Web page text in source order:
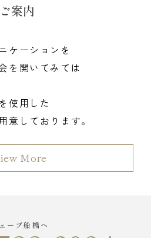
案内
ケーションを
を開いてみては
使用した
意しております。
More
ーブ船橋へ